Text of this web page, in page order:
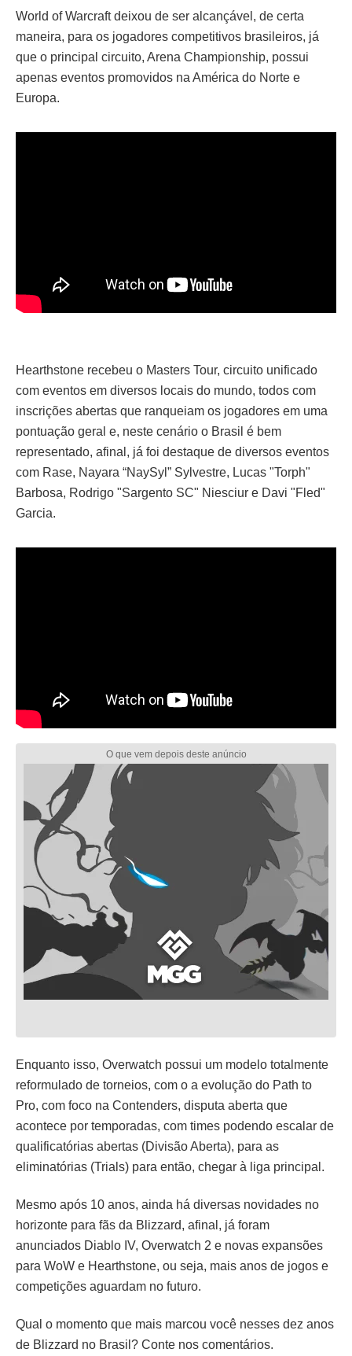
World of Warcraft deixou de ser alcançável, de certa
maneira, para os jogadores competitivos brasileiros, já
que o principal circuito, Arena Championship, possui
apenas eventos promovidos na América do Norte e
Europa.
Hearthstone recebeu o Masters Tour, circuito unificado
com eventos em diversos locais do mundo, todos com
inscrições abertas que ranqueiam os jogadores em uma
pontuação geral e, neste cenário o Brasil é bem
representado, afinal, já foi destaque de diversos eventos
com Rase, Nayara “NaySyl” Sylvestre, Lucas "Torph"
Barbosa, Rodrigo "Sargento SC" Niesciur e Davi "Fled"
Garcia.
Enquanto isso, Overwatch possui um modelo totalmente
reformulado de torneios, com o a evolução do Path to
Pro, com foco na Contenders, disputa aberta que
acontece por temporadas, com times podendo escalar de
qualificatórias abertas (Divisão Aberta), para as
eliminatórias (Trials) para então, chegar à liga principal.
Mesmo após 10 anos, ainda há diversas novidades no
horizonte para fãs da Blizzard, afinal, já foram
anunciados Diablo IV, Overwatch 2 e novas expansões
para WoW e Hearthstone, ou seja, mais anos de jogos e
competições aguardam no futuro.
Qual o momento que mais marcou você nesses dez anos
de Blizzard no Brasil? Conte nos comentários.